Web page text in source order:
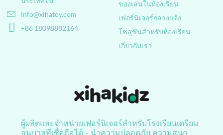
ผู้ผลิตและจำหน่ายเฟอร์นิเจอร์สำหรับโรงเรียนเตรียม
ของเล่นในห้องเรียน
เฟอร์นิเจอร์กลางแจ้ง
โซลูชันสำหรับห้องเรียน
เกี่ยวกับเรา
info@xihatoy.com
+86 18098882164